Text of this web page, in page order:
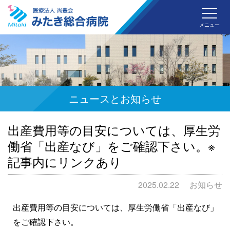
みた
メニュー
ニュースとお知らせ
出産費用等の目安については、厚生労
働省「出産なび」をご確認下さい。※
記事内にリンクあり
2025.02.22
お知らせ
出産費用等の目安については、厚生労働省「出産なび」
をご確認下さい。